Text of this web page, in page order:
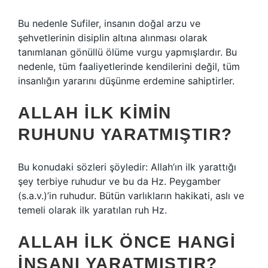
Bu nedenle Sufiler, insanın doğal arzu ve
şehvetlerinin disiplin altına alınması olarak
tanımlanan gönüllü ölüme vurgu yapmışlardır. Bu
nedenle, tüm faaliyetlerinde kendilerini değil, tüm
insanlığın yararını düşünme erdemine sahiptirler.
ALLAH ILK KIMIN
RUHUNU YARATMIŞTIR?
Bu konudaki sözleri şöyledir: Allah’ın ilk yarattığı
şey terbiye ruhudur ve bu da Hz. Peygamber
(s.a.v.)’in ruhudur. Bütün varlıkların hakikati, aslı ve
temeli olarak ilk yaratılan ruh Hz.
ALLAH ILK ÖNCE HANGI
INSANI YARATMIŞTIR?